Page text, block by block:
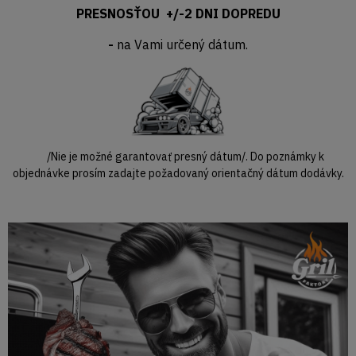
PRESNOSŤOU +/-2 DNI DOPREDU
- na Vami určený dátum.
/Nie je možné garantovať presný dátum/. Do poznámky k
objednávke prosím zadajte požadovaný orientačný dátum dodávky.